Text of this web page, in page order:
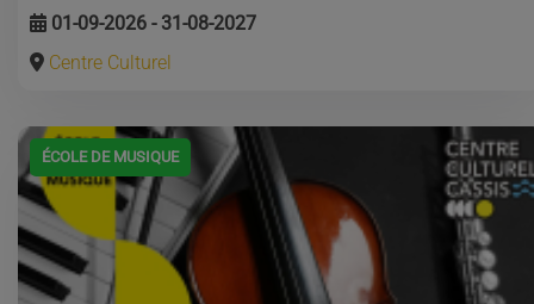
01-09-2026 - 31-08-2027
Centre Culturel
ÉCOLE DE MUSIQUE